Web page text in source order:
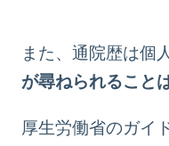
また、通院歴は個
が尋ねられること
厚生労働省のガイ